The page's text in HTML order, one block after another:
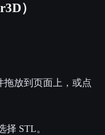
）
拖放到页面上，或点
择 STL。